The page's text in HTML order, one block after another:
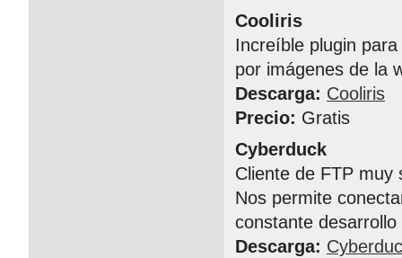
Cooliris
Increíble plugin
por imágenes de la
Descarga: Cooliris
Precio: Gratis
Cyberduck
Cliente de FTP muy
Nos permite
constante
Descarga: